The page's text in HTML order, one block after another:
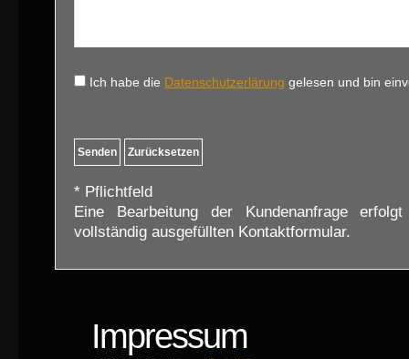
Ich habe die Datenschutzerlärung gelesen und bin
* Pflichtfeld
Eine Bearbeitung der Kundenanfrage
vollständig ausgefüllten Kontaktformular.
Impressum